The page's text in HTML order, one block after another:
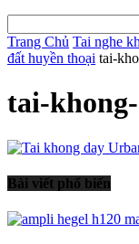
Trang Chủ Tai nghe
đất huyền thoại tai-
tai-
Bài viết phổ biến